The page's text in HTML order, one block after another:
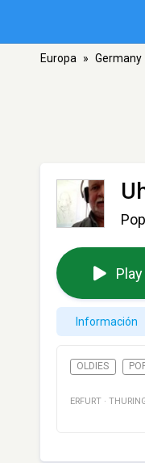
Europa » Germany
Información
OLDIES
ERFURT ·